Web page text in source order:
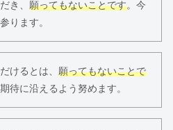
き、 願ってもないことです。今
ります。
けるとは、 願ってもないことで
待に沿えるよう努めます。